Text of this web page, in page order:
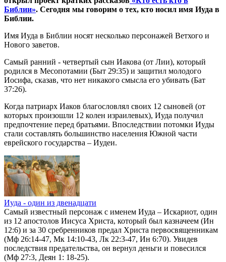
Библии». Сегодня мы говорим о тех, кто носил имя Иуда в
Библии.
Имя Иуда в Библии носят несколько персонажей Ветхого и
Нового заветов.
Самый ранний - четвертый сын Иакова (от Лии), который
родился в Месопотамии (Быт 29:35) и защитил молодого
Иосифа, сказав, что нет никакого смысла его убивать (Бат
37:26).
Когда патриарх Иаков благословлял своих 12 сыновей (от
которых произошли 12 колен израилевых), Иуда получил
предпочтение перед братьями. Впоследствии потомки Иуды
стали составлять большинство населения Южной части
еврейского государства – Иудеи.
Иуда - один из двенадцати
Самый известный персонаж с именем Иуда – Искариот, один
из 12 апостолов Иисуса Христа, который был казначеем (Ин
12:6) и за 30 сребренников предал Христа первосвященникам
(Мф 26:14-47, Мк 14:10-43, Лк 22:3-47, Ин 6:70). Увидев
последствия предательства, он вернул деньги и повесился
(Мф 27:3, Деян 1: 18-25).